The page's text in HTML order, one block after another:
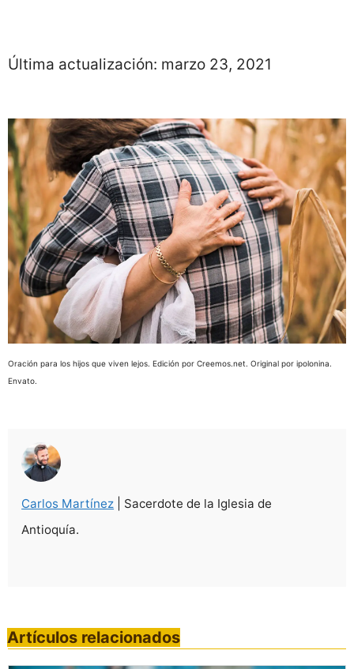
Última actualización: marzo 23, 2021
Oración para los hijos que viven lejos. Edición por Creemos.net. Original por ipolonina.
Envato.
Carlos Martínez | Sacerdote de la Iglesia de
Antioquía.
Artículos relacionados